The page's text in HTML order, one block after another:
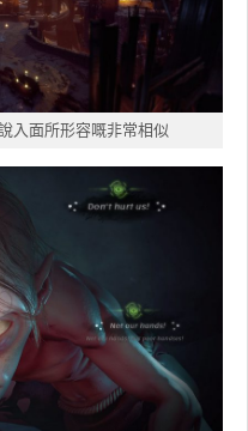
入面所形容嘅非常相似